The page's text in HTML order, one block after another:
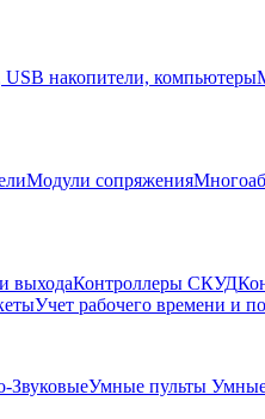
накопители, компьютеры
Модули сопряжения
выходаКонтроллеры СКУД
Учет рабочего времени и
ЗвуковыеУмные пульты